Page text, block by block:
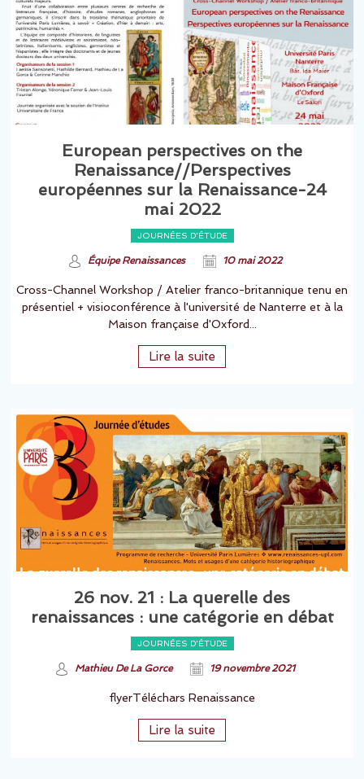
European perspectives on the
Renaissance//Perspectives
européennes sur la Renaissance-24
mai 2022
JOURNÉES D'ÉTUDE
Équipe Renaissances 10 mai 2022
Cross-Channel Workshop / Atelier franco-britannique tenu en
présentiel + visioconférence à l'université de Nanterre et à la
Maison française d'Oxford...
Lire la suite
26 nov. 21 : La querelle des
renaissances : une catégorie en débat
JOURNÉES D'ÉTUDE
Mathieu De La Gorce 19 novembre 2021
flyerTéléchars Renaissance
Lire la suite